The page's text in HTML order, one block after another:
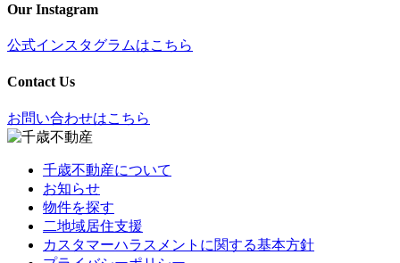
Our Instagram
公式インスタグラムはこちら
Contact Us
お問い合わせはこちら
千歳不動産について
お知らせ
物件を探す
二地域居住支援
カスタマーハラスメントに関する基本方針